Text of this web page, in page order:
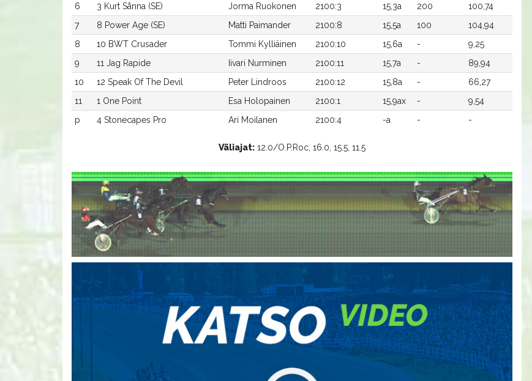
6
3 Kurt Sånna (SE) Jorma Ruokonen 2100:3 15,3a 200
100,74
7
8 Power Age (SE) Matti Paimander 2100:8 15,5a 100
104,94
8
10 BWT Crusader Tommi Kylliäinen 2100:10 15,6a -
9,25
9
11 Jag Rapide Iivari Nurminen 2100:11 15,7a -
89,94
10
12 Speak Of The Devil Peter Lindroos 2100:12 15,8a -
66,27
11
1 One Point Esa Holopainen 2100:1 15,9ax -
9,54
p
4 Stonecapes Pro Ari Moilanen 2100:4 -a - -
Väliajat: 12.0/O.P.Roc, 16.0, 15.5, 11.5